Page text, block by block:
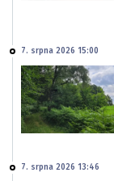
7. srpna 2026 15:00
7. srpna 2026 13:46